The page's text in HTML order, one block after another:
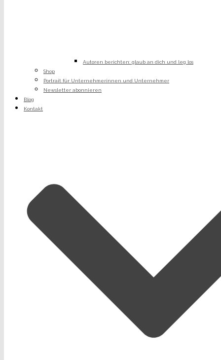
Autoren berichten: glaub an dich und leg los
Shop
Portrait für Unternehmerinnen und Unternehmer
Newsletter abonnieren
Blog
Kontakt